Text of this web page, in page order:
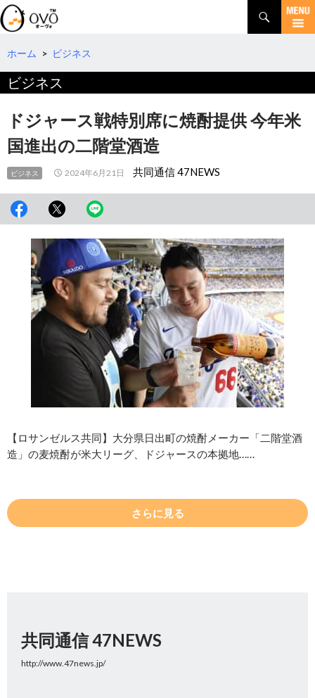
検
索
コ
テ
へ
ホーム > ビジネス
ビジネス
ドジャース戦特別席に焼酎提供 今年米
国進出の二階堂酒造
ビジネス 2024年6月21日 共同通信 47NEWS
【ロサンゼルス共同】大分県日出町の焼酎メーカー「二階堂酒
造」の麦焼酎が米大リーグ、ドジャースの本拠地……
さらに見る
共同通信 47NEWS
http://www.47news.jp/